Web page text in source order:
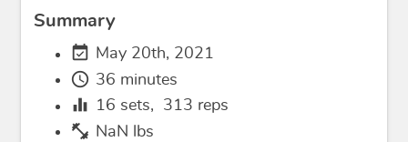
Summary
event_available May 20th, 2021
schedule 36 minutes
equalizer 16 sets, 313 reps
fitness_center NaN lbs